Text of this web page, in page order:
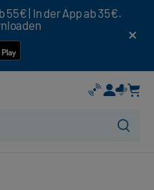
55€ | In der App ab 35€.